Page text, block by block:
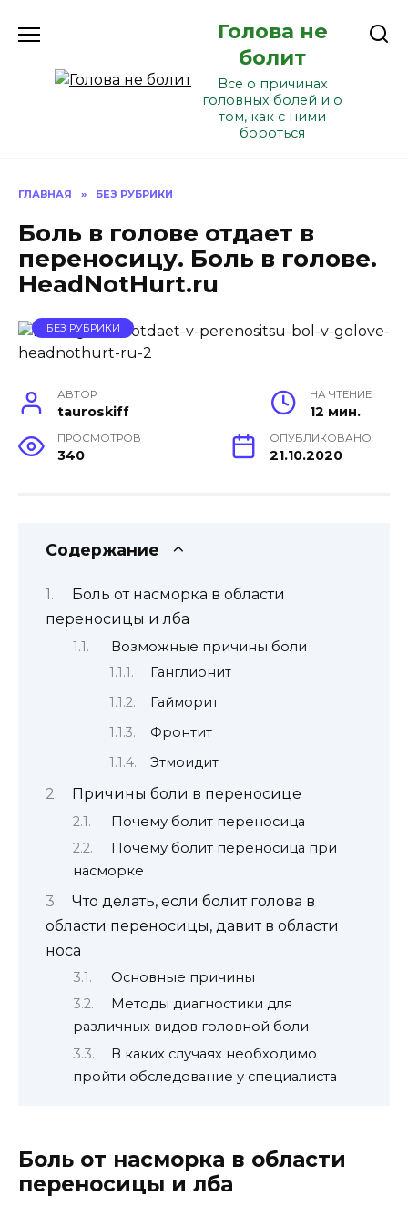
Голова не
болит
Все о причинах
головных болей и о
том, как с ними
бороться
ГЛАВНАЯ » БЕЗ РУБРИКИ
Боль в голове отдает в
переносицу. Боль в голове.
HeadNotHurt.ru
БЕЗ РУБРИКИ
АВТОР
tauroskiff
НА ЧТЕНИЕ
12 мин.
ПРОСМОТРОВ
340
ОПУБЛИКОВАНО
21.10.2020
Содержание
Боль от насморка в области
переносицы и лба
Возможные причины боли
Ганглионит
Гайморит
Фронтит
Этмоидит
Причины боли в переносице
Почему болит переносица
Почему болит переносица при
насморке
Что делать, если болит голова в
области переносицы, давит в области
носа
Основные причины
Методы диагностики для
различных видов головной боли
В каких случаях необходимо
пройти обследование у специалиста
Боль от насморка в области
переносицы и лба